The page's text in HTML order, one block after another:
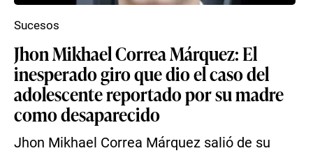
Jhon Mikhael Correa Márquez: El
inesperado giro que dio el caso del
adolescente reportado por su madre
como desaparecido
Jhon Mikhael Correa Márquez salió de su
Sucesos